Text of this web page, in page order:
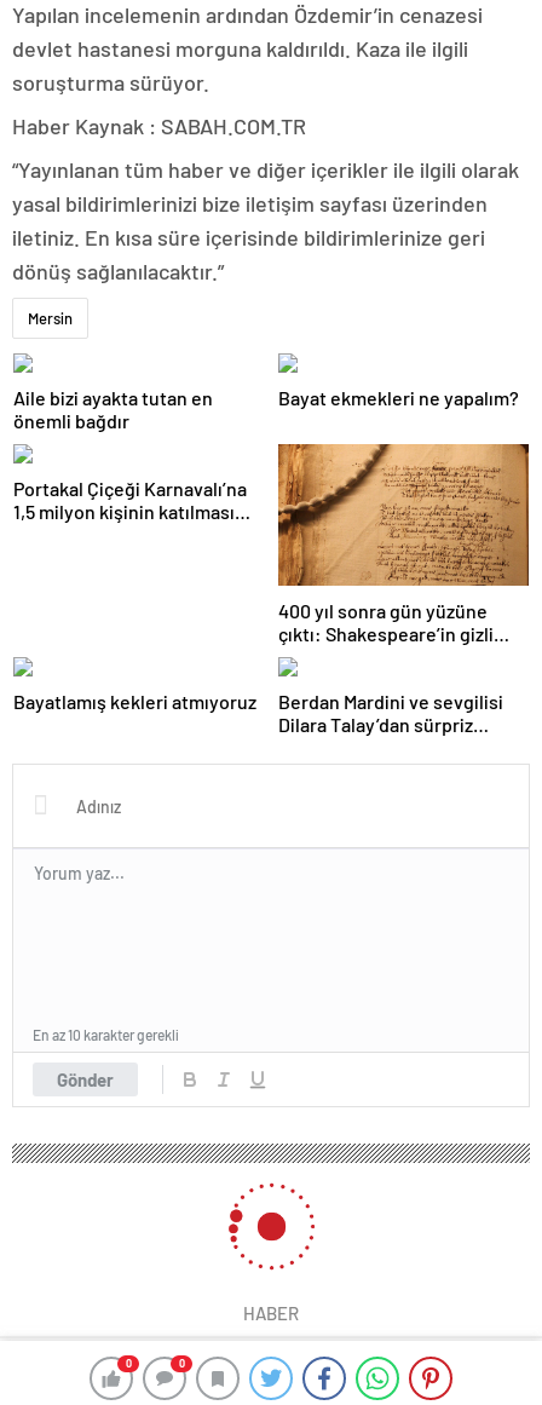
0 0
Yapılan incelemenin ardından Özdemir’in cenazesi
devlet hastanesi morguna kaldırıldı. Kaza ile ilgili
soruşturma sürüyor.
Haber Kaynak : SABAH.COM.TR
“Yayınlanan tüm haber ve diğer içerikler ile ilgili olarak
yasal bildirimlerinizi bize iletişim sayfası üzerinden
iletiniz. En kısa süre içerisinde bildirimlerinize geri
dönüş sağlanılacaktır.”
Mersin
Aile bizi ayakta tutan en
önemli bağdır
Bayat ekmekleri ne yapalım?
Portakal Çiçeği Karnavalı’na
1,5 milyon kişinin katılması
400 yıl sonra gün yüzüne
çıktı: Shakespeare’in gizli
sonesi bulundu
Bayatlamış kekleri atmıyoruz
Berdan Mardini ve sevgilisi
Dilara Talay’dan sürpriz
kare!
Gönder
En az 10 karakter gerekli
HABER